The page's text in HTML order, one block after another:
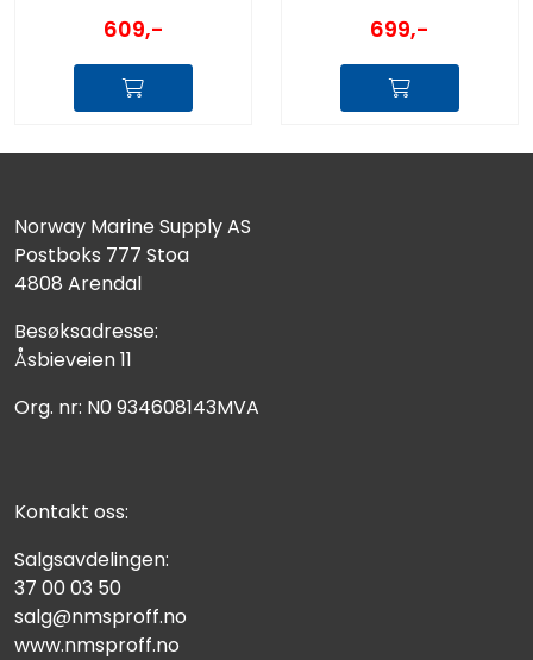
609,- 699,-
Norway Marine Supply AS
Postboks 777 Stoa
4808 Arendal
Besøksadresse:
Åsbieveien 11
Org. nr: N0 934608143MVA
Kontakt oss:
Salgsavdelingen:
37 00 03 50
salg@nmsproff.no
www.nmsproff.no